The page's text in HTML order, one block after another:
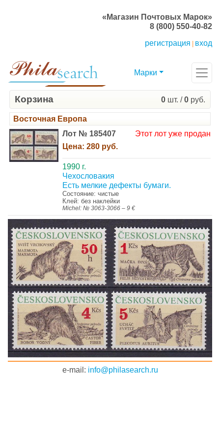
«Магазин Почтовых Марок»
8 (800) 550-40-82
регистрация
вход
Марки
Корзина 0 шт. /0 руб.
Восточная Европа
Лот № 185407
Цена: 280 руб.
Этот лот уже продан
1990 г.
Чехословакия
Есть мелкие дефекты бумаги.
Состояние: чистые
Клей: без наклейки
Michel: № 3063-3066 – 9 €
e-mail: info@philasearch.ru